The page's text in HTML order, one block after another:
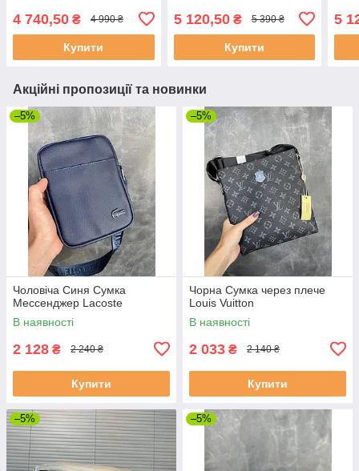
4 740,50 ₴ 4 990 ₴
Купити
5 120,50₴ 5 390 ₴
Купити
5
Акційні пропозиції та новинки
–5%
Чоловіча Синя Сумка
Мессенджер Lacoste
В наявності
2 128 ₴ 2 240 ₴
Купити
–5%
Чорна Сумка через плече
Louis Vuitton
В наявності
2 033 ₴ 2 140 ₴
Купити
–5% –5%